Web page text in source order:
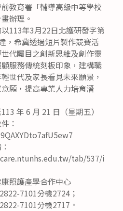
教育署「輔導高級中等學校
辦理。
113年3月22日北護研發字第
，希冀透過短片製作競賽活
代矚目之創新思維及創作靈
服務傳統刻板印象，建構職
世代及家長看見未來願景，
願，提高專業人力培育潛
年 6 月 21 日（星期五）
：
tab/537/i
照護產學合作中心
7101分機2724；
7101分機2717。